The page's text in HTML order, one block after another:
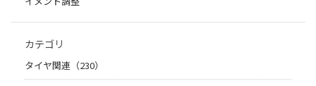
カテゴリ
タイヤ関連（230）